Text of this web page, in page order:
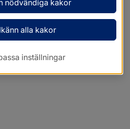
nödvändiga kakor
alla kakor
inställningar